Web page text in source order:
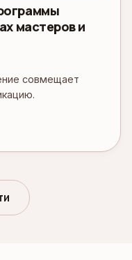
мастеров и
совмещает